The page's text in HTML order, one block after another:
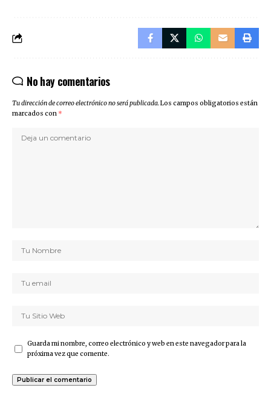
No hay comentarios
Tu dirección de correo electrónico no será publicada.Los campos obligatorios están
marcados con *
Guarda mi nombre, correo electrónico y web en este navegador para la
próxima vez que comente.